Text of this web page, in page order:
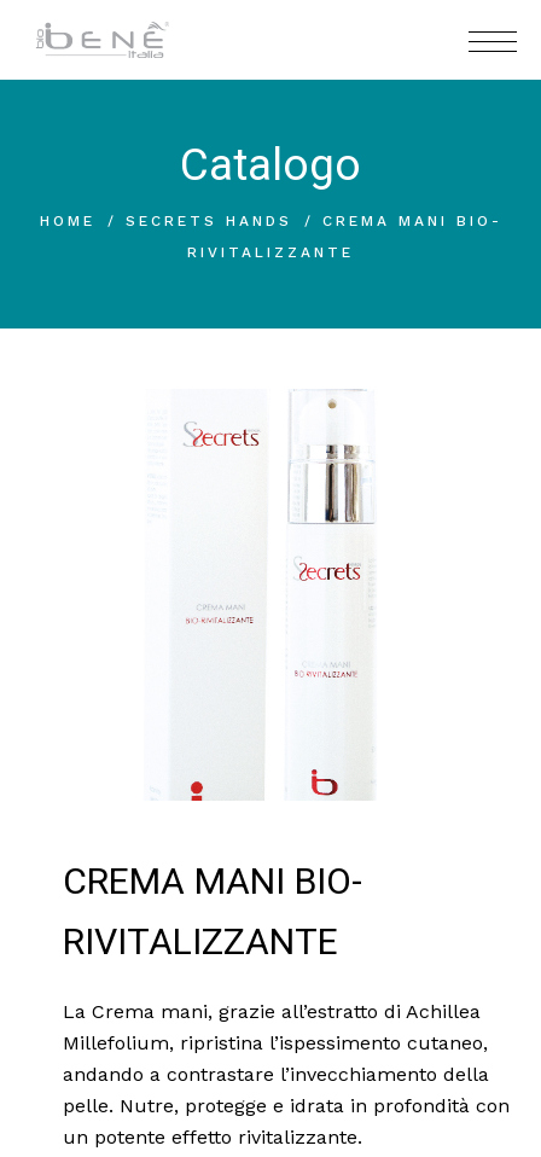
Catalogo
HOME SECRETS HANDS
CREMA MANI BIO-
RIVITALIZZANTE
CREMA MANI BIO-
RIVITALIZZANTE
La Crema mani, grazie all’estratto di Achillea
Millefolium, ripristina l’ispessimento cutaneo,
andando a contrastare l’invecchiamento della
pelle. Nutre, protegge e idrata in profondità con
un potente effetto rivitalizzante.